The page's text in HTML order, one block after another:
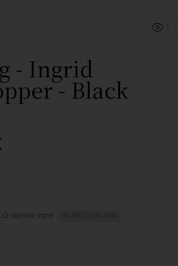
- Ingrid
- Black
denne vare TILMELD DIG HER
1